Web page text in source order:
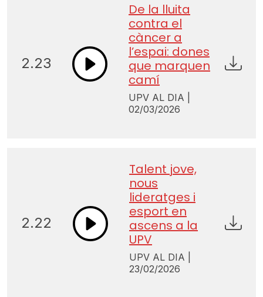
2.23
De la lluita
contra el
càncer a
l’espai: dones
que marquen
camí
UPV AL DIA |
02/03/2026
2.22
Talent jove,
nous
lideratges i
esport en
ascens a la
UPV
UPV AL DIA |
23/02/2026